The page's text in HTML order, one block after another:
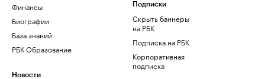
Финансы
Биографии
База знаний
РБК Образование
Новости
Подписки
Скрыть баннеры
на РБК
Подписка на РБК
Корпоративная
подписка